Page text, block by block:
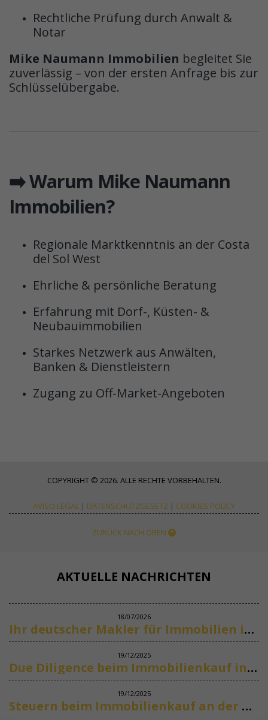
Rechtliche Prüfung durch Anwalt &
Notar
Mike Naumann Immobilien begleitet Sie
zuverlässig – von der ersten Anfrage bis zur
Schlüsselübergabe.
➡️ Warum Mike Naumann
Immobilien?
Regionale Marktkenntnis an der Costa
del Sol West
Ehrliche & persönliche Beratung
Erfahrung mit Dorf-, Küsten- &
Neubauimmobilien
Starkes Netzwerk aus Anwälten,
Banken & Dienstleistern
Zugang zu Off-Market-Angeboten
COPYRIGHT © 2026. ALLE RECHTE VORBEHALTEN.
AVISO LEGAL | DATENSCHUTZGESETZ | COOKIES POLICY
ZURÜCK NACH OBEN
AKTUELLE NACHRICHTEN
18/07/2026
Ihr deutscher Makler für Immobilien in Marbella
19/12/2025
Due Diligence beim Immobilienkauf in Spanien
19/12/2025
Steuern beim Immobilienkauf an der Costa del Sol